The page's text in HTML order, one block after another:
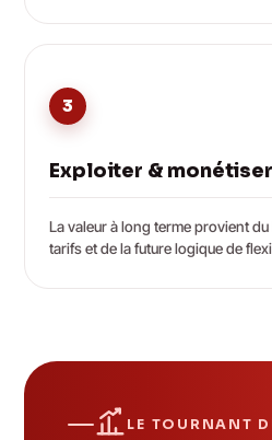
3
Exploiter & monétiser
La valeur à long terme provient
tarifs et de la future logique de
LE TOURNANT